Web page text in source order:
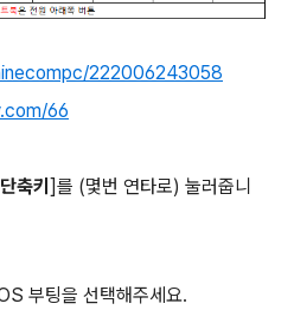
222006243058
66
축키 ]를 (몇번 연타로) 눌러줍니
부팅을 선택해주세요.